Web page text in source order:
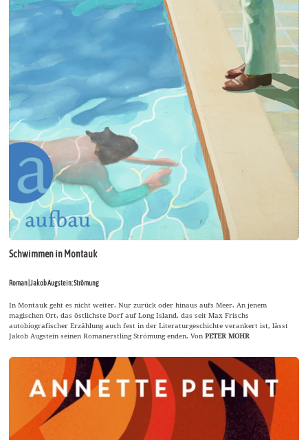
Schwimmen in Montauk
Roman | Jakob Augstein: Strömung
In Montauk geht es nicht weiter. Nur zurück oder hinaus aufs Meer. An jenem
magischen Ort, das östlichste Dorf auf Long Island, das seit Max Frischs
autobiografischer Erzählung auch fest in der Literaturgeschichte verankert ist, lässt
Jakob Augstein seinen Romanerstling Strömung enden. VonPETER MOHR